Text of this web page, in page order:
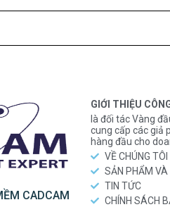
CADCAM
GIỚI THIỆU
là đối tác Vàng
cung cấp các giả
hàng đầu cho
VỀ CHÚNG TÔI
SẢN PHẨM VÀ
TIN TỨC
CHÍNH SÁCH